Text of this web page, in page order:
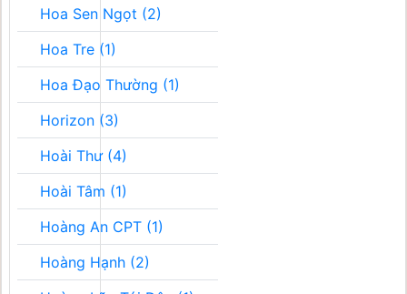
Hoa Sen Ngọt (2)
Hoa Tre (1)
Hoa Đạo Thường (1)
Horizon (3)
Hoài Thư (4)
Hoài Tâm (1)
Hoàng An CPT (1)
Hoàng Hạnh (2)